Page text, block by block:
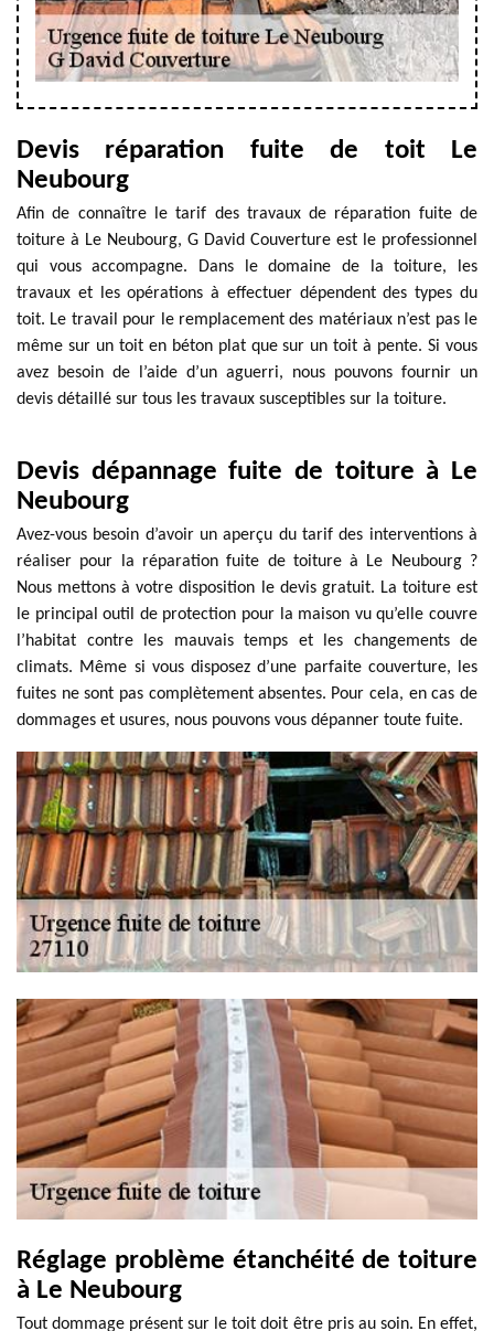
Devis réparation fuite de toit Le
Neubourg
Afin de connaître le tarif des travaux de réparation fuite de
toiture à Le Neubourg, G David Couverture est le professionnel
qui vous accompagne. Dans le domaine de la toiture, les
travaux et les opérations à effectuer dépendent des types du
toit. Le travail pour le remplacement des matériaux n’est pas le
même sur un toit en béton plat que sur un toit à pente. Si vous
avez besoin de l’aide d’un aguerri, nous pouvons fournir un
devis détaillé sur tous les travaux susceptibles sur la toiture.
Devis dépannage fuite de toiture à Le
Neubourg
Avez-vous besoin d’avoir un aperçu du tarif des interventions à
réaliser pour la réparation fuite de toiture à Le Neubourg ?
Nous mettons à votre disposition le devis gratuit. La toiture est
le principal outil de protection pour la maison vu qu’elle couvre
l’habitat contre les mauvais temps et les changements de
climats. Même si vous disposez d’une parfaite couverture, les
fuites ne sont pas complètement absentes. Pour cela, en cas de
dommages et usures, nous pouvons vous dépanner toute fuite.
Réglage problème étanchéité de toiture
à Le Neubourg
Tout dommage présent sur le toit doit être pris au soin. En effet,